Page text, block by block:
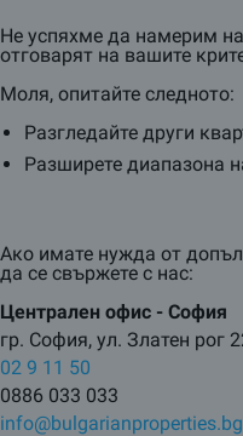
Не успяхме да намерим
отговарят на вашите
Моля, опитайте следното:
Разгледайте други
Разширете диапазона
Ако имате нужда от
да се свържете с нас:
Централен oфис - София
гр. София, ул. Златен рог
02 9 11 50
0886 033 033
info@bulgarianproperties.bg